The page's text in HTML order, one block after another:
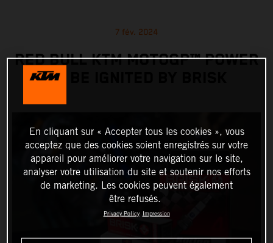
7 fév. 2024
RED BULL KTM MOTOGP™ POWER
TO BE IGNITED BY BRISK
En cliquant sur « Accepter tous les cookies », vous
acceptez que des cookies soient enregistrés sur votre
appareil pour améliorer votre navigation sur le site,
analyser votre utilisation du site et soutenir nos efforts
de marketing. Les cookies peuvent également
être refusés.
Privacy Policy Impression